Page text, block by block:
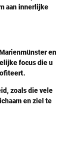
aan innerlijke
en
focus die u
zoals die vele
en ziel te